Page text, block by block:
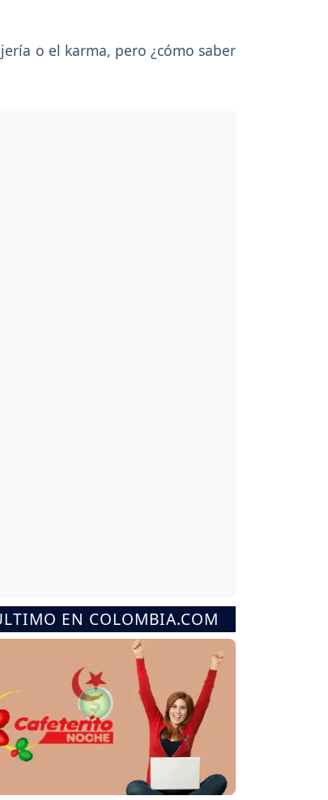
o el karma, pero ¿cómo saber
EN COLOMBIA.COM